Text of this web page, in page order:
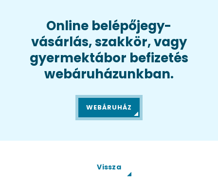
Online belépőjegy-
vásárlás, szakkör, vagy
gyermektábor befizetés
webáruházunkban.
WEBÁRUHÁZ
Vissza